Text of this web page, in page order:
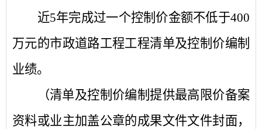
近5年完成过一个控制价金额不低于400
万元的市政道路工程工程清单及控制价编制
业绩。
（清单及控制价编制提供最高限价备案
资料或业主加盖公章的成果文件文件封面，